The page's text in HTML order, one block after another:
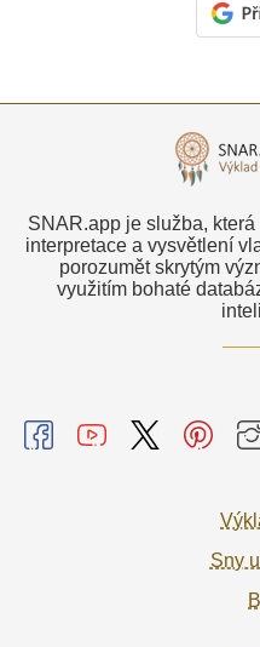
SNAR.app je služba,
interpretace a vysvětlení
porozumět skrytým
využitím bohaté
Sny